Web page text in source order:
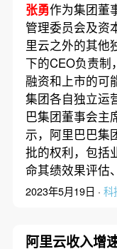
张勇作为集团董
管理委员会及资
里云之外的其
下的CEO负责制
融资和上市的可
集团各自独立运
巴集团董事会主
示，阿里巴巴集
批的权利，包括
命其绩效果评
2023年5月19日 · 科
阿里云收入增